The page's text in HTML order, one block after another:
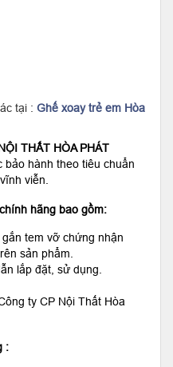
tại : Ghế xoay trẻ em Hòa
THẤT HÒA PHÁT
hành theo tiêu chuẩn
viễn.
hãng bao gồm:
tem vỡ chứng nhận
sản phẩm.
lắp đặt, sử dụng.
ty CP Nội Thất Hòa
: